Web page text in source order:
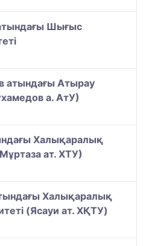
Шығыс
атындағы Атырау
а. АтУ)
Халықаралық
ат. ХТУ)
Халықаралық
(Ясауи ат. ХҚТУ)